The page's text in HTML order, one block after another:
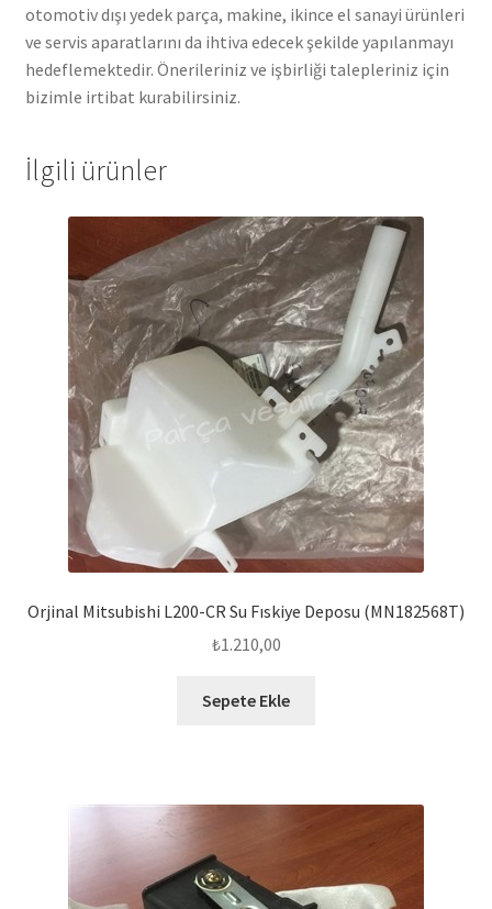
otomotiv dışı yedek parça, makine, ikince el sanayi ürünleri
ve servis aparatlarını da ihtiva edecek şekilde yapılanmayı
hedeflemektedir. Önerileriniz ve işbirliği talepleriniz için
bizimle irtibat kurabilirsiniz.
İlgili ürünler
Orjinal Mitsubishi L200-CR Su Fıskiye Deposu (MN182568T)
₺1.210,00
Sepete Ekle